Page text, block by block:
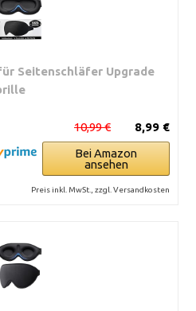
Seitenschläfer Upgrade
8,99 €
10,99 €
Bei Amazon
ansehen
Preis inkl. MwSt., zzgl. Versandkosten